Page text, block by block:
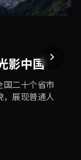
影中国
国二十个省市
，展现普通人
《暗夜
夜追凶》，汇
度，扣人心
字修复
程，首次向公
保护的前沿
足球赛精
全程精彩集
彩的扑救以
味之旅
中华老字号餐
与地道风味的